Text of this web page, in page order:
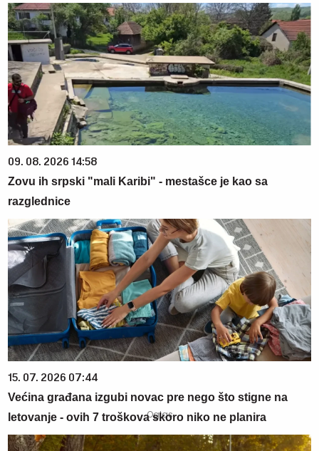
09. 08. 2026 14:58
Zovu ih srpski "mali Karibi" - mestašce je kao sa
razglednice
15. 07. 2026 07:44
Većina građana izgubi novac pre nego što stigne na
letovanje - ovih 7 troškova skoro niko ne planira